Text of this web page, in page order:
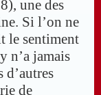
une des
Si l’on ne
le sentiment
n’a jamais
de